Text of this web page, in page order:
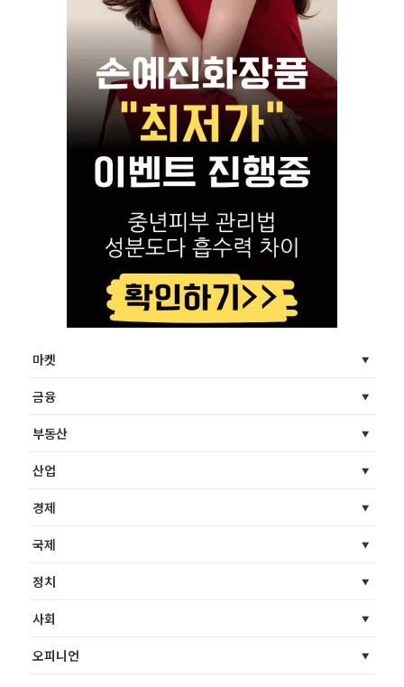
마켓
금융
부동산
산업
경제
국제
정치
사회
오피니언